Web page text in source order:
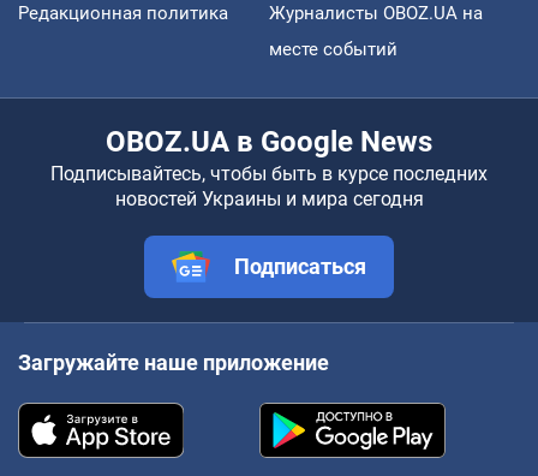
Редакционная политика
Журналисты OBOZ.UA на
месте событий
OBOZ.UA в Google News
Подписывайтесь, чтобы быть в курсе последних
новостей Украины и мира сегодня
Подписаться
Загружайте наше приложение